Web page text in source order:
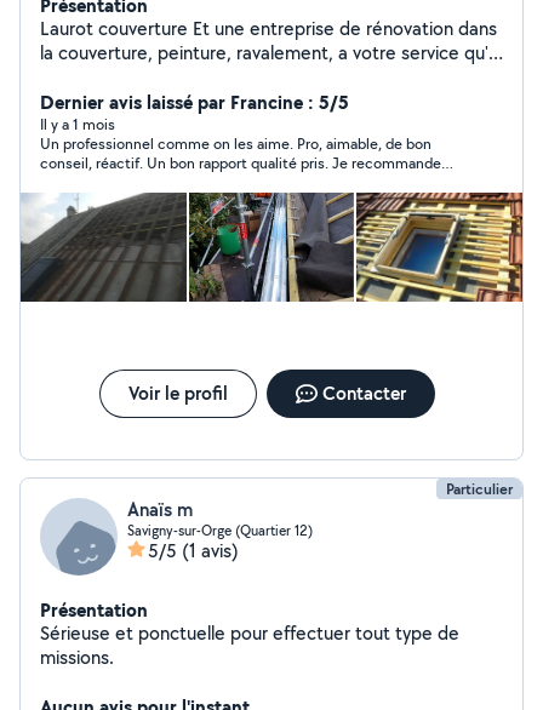
Laurot couverture Et une entreprise de rénovation dans
la couverture, peinture, ravalement, a votre service qu'il
extérieure(façade et boiserie), Isolation thermique,
Nettoyage de toiture et façade,Installation ou
rénovation de toiture... et bien plus encore. Nous
sommes fiers de la qualité du travail que nous
fournissons à chacun de nos clients. Contactez-nous
pour étudier votre projet et obtenir un devis. garantie
décennale 10ans et responsabilité civile (april
assurance) Dépannage et mise hors d'eau sous 24h
Dernier avis laissé par Francine : 5/5
Il y a 1 mois
Un professionnel comme on les aime. Pro, aimable, de bon
conseil, réactif. Un bon rapport qualité pris. Je recommande
Voir le profil Contacter
Particulier
Anaïs m
Savigny-sur-Orge (Quartier 12)
5/5 (1 avis)
Présentation
Sérieuse et ponctuelle pour effectuer tout type de
missions.